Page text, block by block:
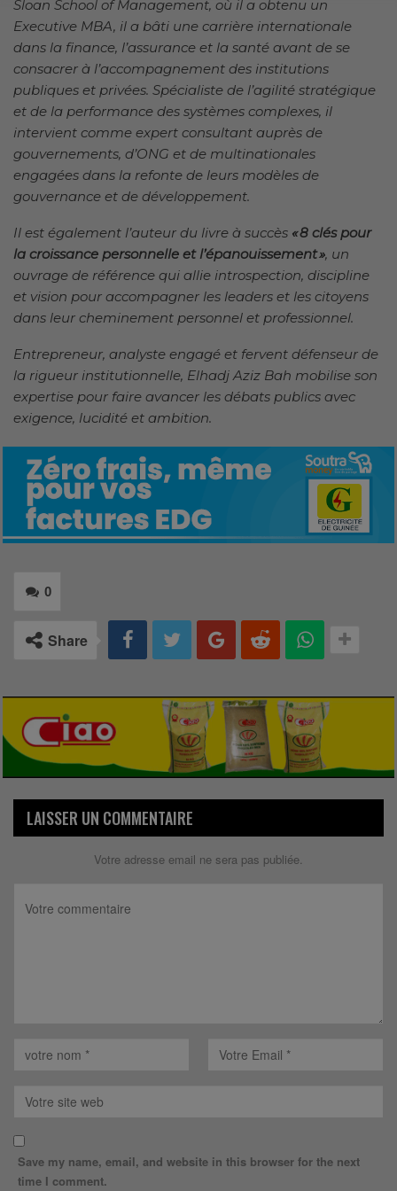
Sloan School of Management, où il a obtenu un
Executive MBA, il a bâti une carrière internationale
dans la finance, l’assurance et la santé avant de se
consacrer à l’accompagnement des institutions
publiques et privées. Spécialiste de l’agilité stratégique
et de la performance des systèmes complexes, il
intervient comme expert consultant auprès de
gouvernements, d’ONG et de multinationales
engagées dans la refonte de leurs modèles de
gouvernance et de développement.
Il est également l’auteur du livre à succès «8 clés pour
la croissance personnelle et l’épanouissement», un
ouvrage de référence qui allie introspection, discipline
et vision pour accompagner les leaders et les citoyens
dans leur cheminement personnel et professionnel.
Entrepreneur, analyste engagé et fervent défenseur de
la rigueur institutionnelle, Elhadj Aziz Bah mobilise son
expertise pour faire avancer les débats publics avec
exigence, lucidité et ambition.
0
Share
LAISSER UN COMMENTAIRE
Votre adresse email ne sera pas publiée.
Save my name, email, and website in this browser for the next
time I comment.